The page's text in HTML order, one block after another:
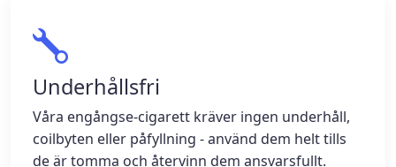
Underhållsfri
Våra engångse-cigarett kräver ingen underhåll,
coilbyten eller påfyllning - använd dem helt tills
de är tomma och återvinn dem ansvarsfullt.